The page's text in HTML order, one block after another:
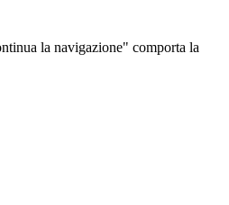
la navigazione" comporta la